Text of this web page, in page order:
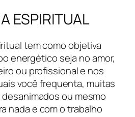
ESPIRITUAL
tem como objetiva
energético seja no amor,
ou profissional e nos
você frequenta, muitas
ou mesmo
nada e com o trabalho